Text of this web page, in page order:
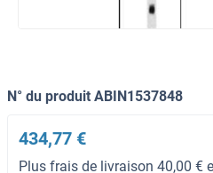
N° du produit ABIN1537848
434,77 €
Plus frais de livraison 40,00 €